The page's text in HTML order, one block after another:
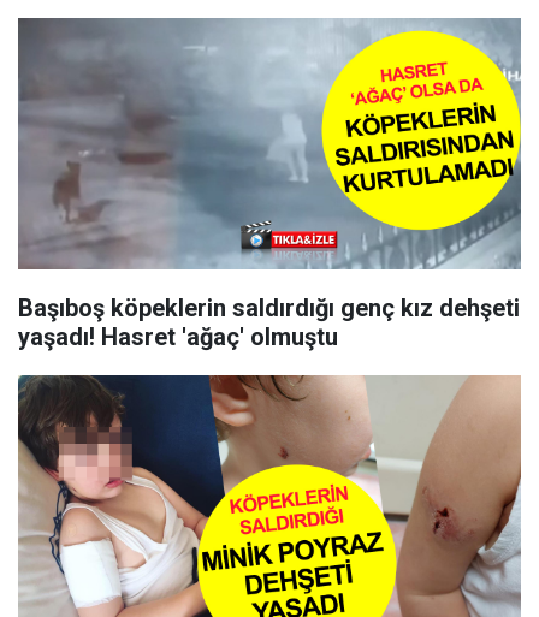
Başıboş köpeklerin saldırdığı genç kız dehşeti
yaşadı! Hasret 'ağaç' olmuştu